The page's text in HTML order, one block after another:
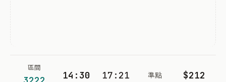
區間
14:30 17:21 準點 $212